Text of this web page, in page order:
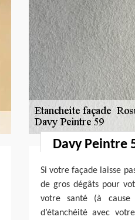
Davy Peintre
Si votre façade laisse
de gros dégâts pour
votre santé (à cause
d’étanchéité avec